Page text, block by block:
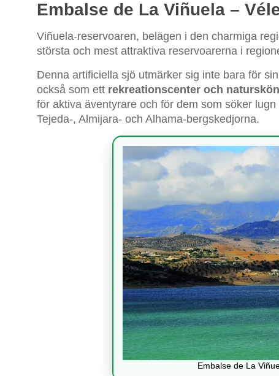
Embalse de La Viñuela –
Viñuela-reservoaren, belägen i den charmiga
största och mest attraktiva reservoarerna i
Denna artificiella sjö utmärker sig inte bara för
också som ett rekreationscenter och
för aktiva äventyrare och för dem som söker
Tejeda-, Almijara- och Alhama-bergskedjorna.
Embalse de La